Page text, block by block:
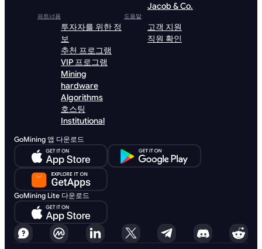
Jacob & Co.
파트너용
투자자를 위한 정
보
추천 프로그램
VIP 프로그램
Mining
hardware
Algorithms
호스팅
Institutional
도움말
고객 지원
직원 확인
GoMining 앱 다운로드
GoMining Lite 다운로드